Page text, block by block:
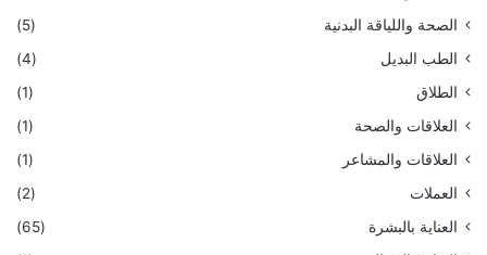
الصحة واللياقة البدنية
(5)
الطب البديل
(4)
الطلاق
(1)
العلاقات والصحة
(1)
العلاقات والمشاعر
(1)
العملات
(2)
العناية بالبشرة
(65)